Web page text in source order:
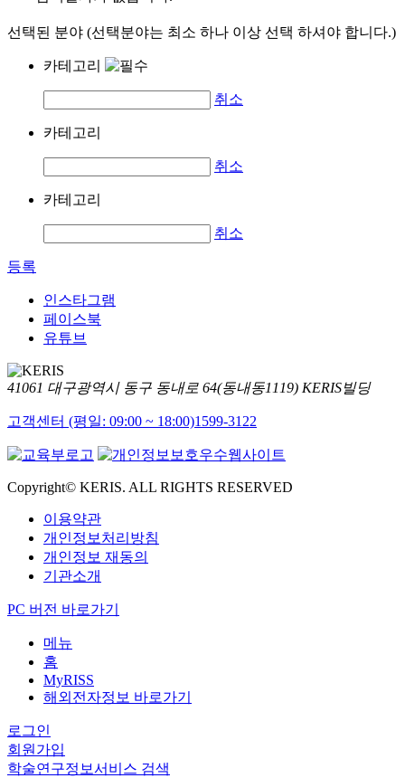
선택된 분야 (선택분야는 최소 하나 이상 선택 하셔야 합니다.)
카테고리
취소
카테고리
취소
카테고리
취소
등록
인스타그램
페이스북
유튜브
41061 대구광역시 동구 동내로 64(동내동1119) KERIS빌딩
고객센터 (평일: 09:00 ~ 18:00)1599-3122
Copyright© KERIS. ALL RIGHTS RESERVED
이용약관
개인정보처리방침
개인정보 재동의
기관소개
PC 버전 바로가기
메뉴
홈
MyRISS
해외전자정보 바로가기
로그인
회원가입
학술연구정보서비스 검색